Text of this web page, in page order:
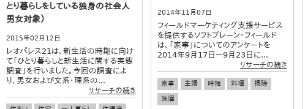
とり暮らしをしている独身の社会人
男女対象）
2015年02月12日
レオパレス21は、新生活の時期に向け
て「ひとり暮らしと新生活に関する実態
調査」を行いました。今回の調査によ
り、男女および文系・理系の...
リサーチの続き
2014年11月07日
フィールドマーケティング支援サービス
を提供するソフトブレーン・フィールド
は、「家事」についてのアンケートを
2014年9月17日～9月23日に...
リサーチの続き
家事 主婦 時短 料理
掃除
洗濯